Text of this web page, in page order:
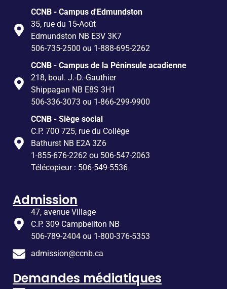
CCNB - Campus d'Edmundston
35, rue du 15-Août
Edmundston NB E3V 3K7
506-735-2500 ou 1-888-695-2262
CCNB - Campus de la Péninsule acadienne
218, boul. J.-D.-Gauthier
Shippagan NB E8S 3H1
506-336-3073 ou 1-866-299-9900
CCNB - Siège social
C.P. 700 725, rue du Collège
Bathurst NB E2A 3Z6
1-855-676-2262 ou 506-547-2063
Télécopieur : 506-549-5536
Admission
47, avenue Village
C.P. 309 Campbellton NB
506-789-2404 ou 1-800-376-5353
admission@ccnb.ca
Demandes médiatiques